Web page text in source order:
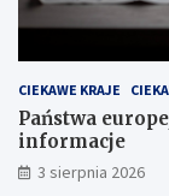
CIEKAWE KRAJE
Państwa
informacje
3 sierpnia 2026